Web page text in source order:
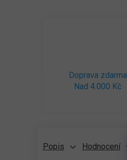
Doprava zdarma
Nad 4.000 Kč
Popis Hodnocení